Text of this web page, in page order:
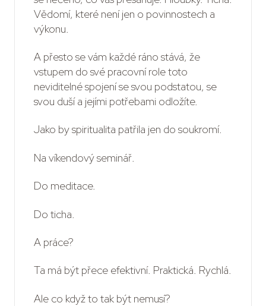
Vědomí, které není jen o povinnostech a
výkonu.
A přesto se vám každé ráno stává, že
vstupem do své pracovní role toto
neviditelné spojení se svou podstatou, se
svou duší a jejími potřebami odložíte.
Jako by spiritualita patřila jen do soukromí.
Na víkendový seminář.
Do meditace.
Do ticha.
A práce?
Ta má být přece efektivní. Praktická. Rychlá.
Ale co když to tak být nemusí?